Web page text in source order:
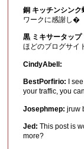
銅 キッチンシンク
ワークに感謝し�
黒 ミキサータッ
ほどのブログサイ
CindyAbell:
BestPorfirio:
I
your traffic, you
Josephmep: jruw
Jed: This post is
more?